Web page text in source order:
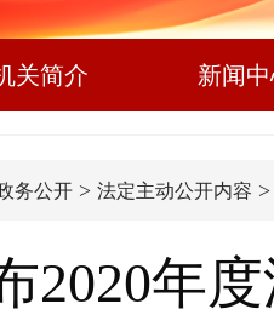
关简介 新闻
务公开 > 法定主动公开内容
2020年